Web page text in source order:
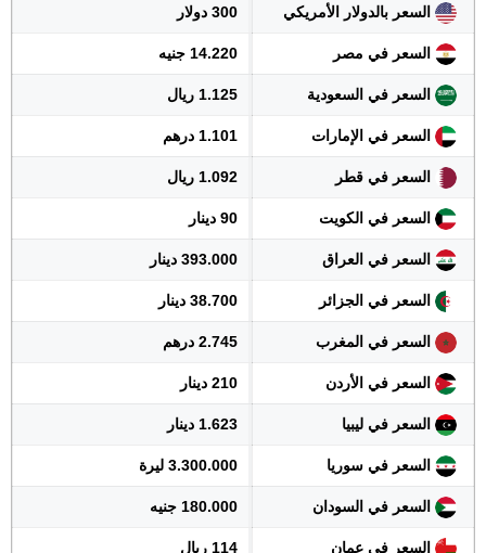
السعر بالدولار الأمريكي 300 دولار
السعر في مصر 14.220 جنيه
السعر في السعودية 1.125 ريال
السعر في الإمارات 1.101 درهم
السعر في قطر 1.092 ريال
السعر في الكويت 90 دينار
السعر في العراق 393.000 دينار
السعر في الجزائر 38.700 دينار
السعر في المغرب 2.745 درهم
السعر في الأردن 210 دينار
السعر في ليبيا 1.623 دينار
السعر في سوريا 3.300.000 ليرة
السعر في السودان 180.000 جنيه
السعر في عمان 114 ريال